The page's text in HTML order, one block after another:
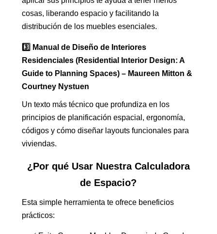
cosas, liberando espacio y facilitando la
distribución de los muebles esenciales.
3️⃣ Manual de Diseño de Interiores
Residenciales (Residential Interior Design: A
Guide to Planning Spaces) – Maureen Mitton &
Courtney Nystuen
Un texto más técnico que profundiza en los
principios de planificación espacial, ergonomía,
códigos y cómo diseñar layouts funcionales para
viviendas.
¿Por qué Usar Nuestra Calculadora
de Espacio?
Esta simple herramienta te ofrece beneficios
prácticos: